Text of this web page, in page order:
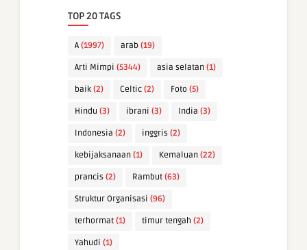
TOP 20 TAGS
A (1997) arab (19)
Arti Mimpi (5344) asia selatan (1)
baik (2) Celtic (2) Foto (5)
Hindu (3) ibrani (3) India (3)
Indonesia (2) inggris (2)
kebijaksanaan (1) Kemaluan (22)
prancis (2) Rambut (63)
Struktur Organisasi (96)
terhormat (1) timur tengah (2)
Yahudi (1)